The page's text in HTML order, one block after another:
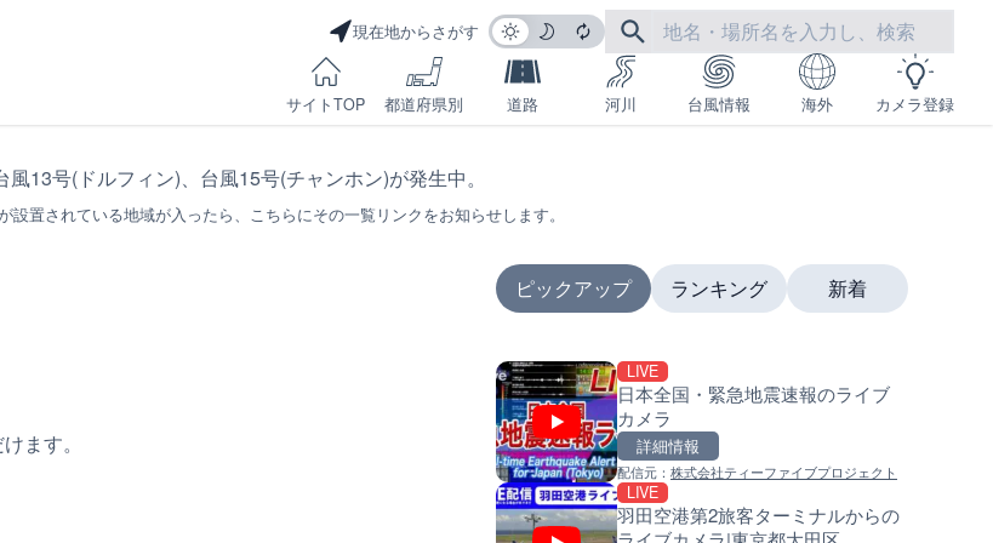
現在地からさがす
サイトTOP 都道府県別 道路 河川 台風情報 海外 カメラ登録
風13号(ドルフィン)、台風15号(チャンホン)が発生中。
設置されている地域が入ったら、こちらにその一覧リンクをお知らせします。
ます。
ピックアップ
LIVE
日本全国・緊急地震速報のライブ
カメラ
詳細情報
配信元： 株式会社ティーファイブプロジェクト
LIVE
羽田空港第2旅客ターミナルからの
ランキング
国道1号 国府津海岸のライブ
配信元：神奈川県庁
羽田空港第2旅客ターミナルか
新着
南出川水門付近のライブカメ
配信元：日高町役場
比井川水門付近から比井崎海